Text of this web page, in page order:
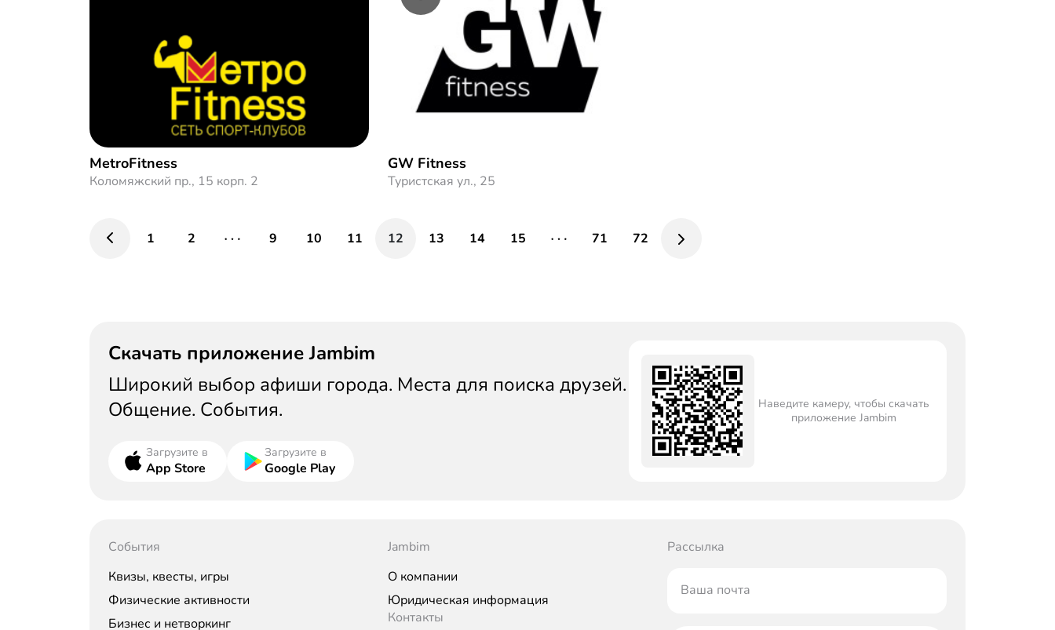
MetroFitness
Коломяжский пр., 15 корп. 2
GW Fitness
Туристская ул., 25
1 2 9 10 11 12 13 14 15 71 72
Скачать приложение Jambim
Широкий выбор афиши города. Места для поиска друзей.
Общение. События.
Загрузите в
App Store
Загрузите в
Google Play
Наведите камеру, чтобы скачать
приложение Jambim
События
Квизы, квесты, игры
Физические активности
Бизнес и нетворкинг
Jambim
О компании
Юридическая информация
Контакты
Рассылка
Ваша почта